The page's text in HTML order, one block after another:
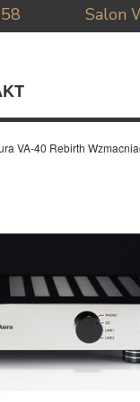
Salon
VA-40 Rebirth